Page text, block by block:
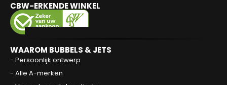
CBW-ERKENDE WINKEL
WAAROM BUBBELS & JETS
- Persoonlijk ontwerp
- Alle A-merken